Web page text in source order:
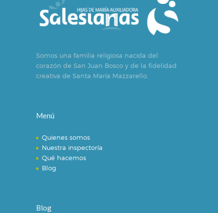
Somos una familia religiosa nacida del
corazón de San Juan Bosco y de la fidelidad
creativa de Santa María Mazzarello.
Menú
Quienes somos
Nuestra inspectoría
Qué hacemos
Blog
Blog